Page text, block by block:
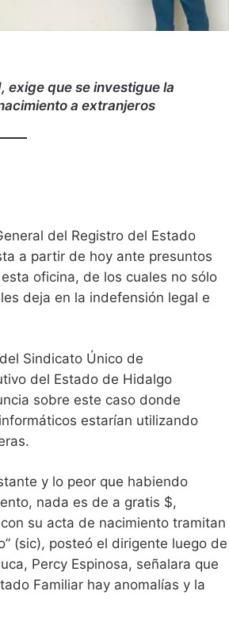
exige que se investigue la
a extranjeros
del Registro del Estado
a partir de hoy ante presuntos
oficina, de los cuales no sólo
deja en la indefensión legal e
Sindicato Único de
del Estado de Hidalgo
sobre este caso donde
estarían utilizando
y lo peor que habiendo
nada es de a gratis $,
su acta de nacimiento tramitan
(sic), posteó el dirigente luego de
Percy Espinosa, señalara que
Familiar hay anomalías y la